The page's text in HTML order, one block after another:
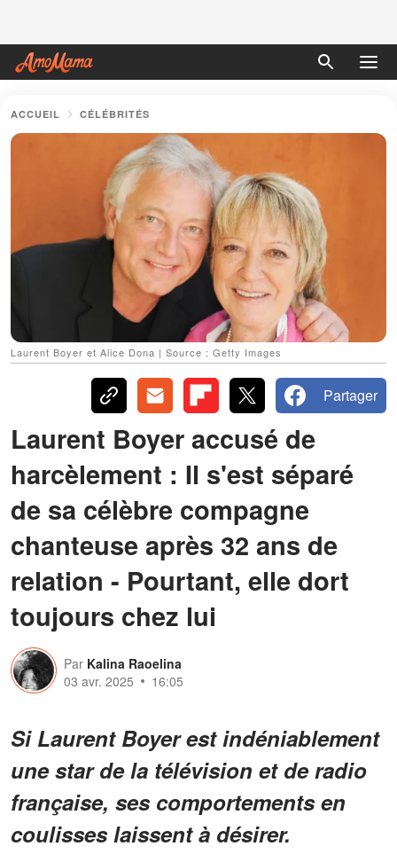
ACCUEIL CÉLÉBRITÉS
Laurent Boyer et Alice Dona | Source : Getty Images
Partager
Laurent Boyer accusé de
harcèlement : Il s'est séparé
de sa célèbre compagne
chanteuse après 32 ans de
relation - Pourtant, elle dort
toujours chez lui
Par Kalina Raoelina
03 avr. 2025
16:05
Si Laurent Boyer est indéniablement
une star de la télévision et de radio
française, ses comportements en
coulisses laissent à désirer.